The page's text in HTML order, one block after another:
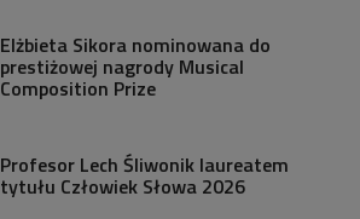
Elżbieta Sikora nominowana do
prestiżowej nagrody Musical
Composition Prize
Profesor Lech Śliwonik laureatem
tytułu Człowiek Słowa 2026